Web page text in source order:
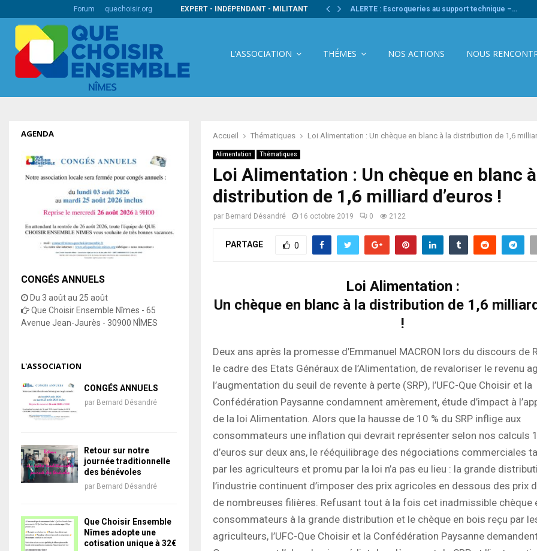
Forum quechoisir.org EXPERT - INDÉPENDANT - MILITANT
pour une démarche qualité au bénéfice… ALERTE : Escroqueries au support technique –…
L’ASSOCIATION THÉMES NOS ACTIONS NOUS
Accueil Thématiques Loi Alimentation : Un chèque en blanc à la distribution de 1,6
Alimentation Thématiques
Loi Alimentation : Un chèque en blanc
distribution de 1,6 milliard d’euros !
par Bernard Désandré 16 octobre 2019 0 2122
PARTAGE 0
Loi Alimentation :
Un chèque en blanc à la distribution de 1,6
!
Deux ans après la promesse d’Emmanuel MACRON lors du discours de
le cadre des Etats Généraux de l’Alimentation, de revaloriser le revenu
l’augmentation du seuil de revente à perte (SRP), l’UFC-Que Choisir et la
Confédération Paysanne condamnent amèrement, étude d’impact à
de la loi Alimentation. Alors que la hausse de 10 % du SRP inflige aux
consommateurs une inflation qui devrait représenter selon nos calculs
d’euros sur deux ans, le rééquilibrage des négociations commerciales
par les agriculteurs et promu par la loi n’a pas eu lieu : la grande
l’industrie continuent d’imposer des prix agricoles en dessous des prix
de nombreuses filières. Refusant tout à la fois cet inadmissible chèque
consommateurs à la grande distribution et le chèque en bois reçu par
agriculteurs, l’UFC-Que Choisir et la Confédération Paysanne
AGENDA
CONGÉS ANNUELS
Du 3 août au 25 août
Que Choisir Ensemble Nîmes - 65
Avenue Jean-Jaurès - 30900 NÎMES
L'ASSOCIATION
CONGÉS ANNUELS
par Bernard Désandré
Retour sur notre
journée traditionnelle
des bénévoles
par Bernard Désandré
Que Choisir Ensemble
Nîmes adopte une
cotisation unique à 32€